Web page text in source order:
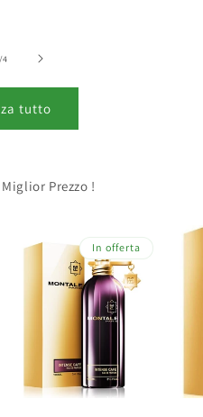
/su
4
tutto
Prezzo !
In offerta